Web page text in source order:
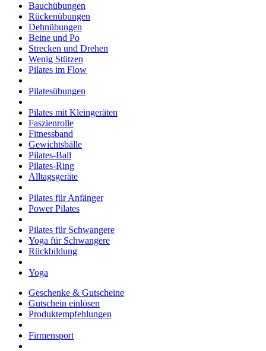
Bauchübungen
Rückenübungen
Dehnübungen
Beine und Po
Strecken und Drehen
Wenig Stützen
Pilates im Flow
Pilatesübungen
Pilates mit Kleingeräten
Faszienrolle
Fitnessband
Gewichtsbälle
Pilates-Ball
Pilates-Ring
Alltagsgeräte
Pilates für Anfänger
Power Pilates
Pilates für Schwangere
Yoga für Schwangere
Rückbildung
Yoga
Geschenke & Gutscheine
Gutschein einlösen
Produktempfehlungen
Firmensport